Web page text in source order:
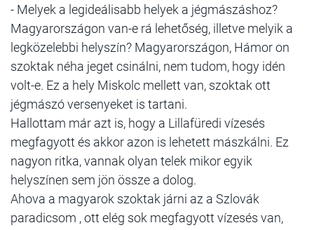
- Melyek a legideálisabb helyek a jégmászáshoz?
Magyarországon van-e rá lehetőség, illetve melyik a
legközelebbi helyszín? Magyarországon, Hámor on
szoktak néha jeget csinálni, nem tudom, hogy idén
volt-e. Ez a hely Miskolc mellett van, szoktak ott
jégmászó versenyeket is tartani.
Hallottam már azt is, hogy a Lillafüredi vízesés
megfagyott és akkor azon is lehetett mászkálni. Ez
nagyon ritka, vannak olyan telek mikor egyik
helyszínen sem jön össze a dolog.
Ahova a magyarok szoktak járni az a Szlovák
paradicsom , ott elég sok megfagyott vízesés van,